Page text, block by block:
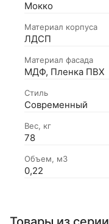
Мокко
Материал корпуса
ЛДСП
Материал фасада
МДФ, Пленка ПВХ
Стиль
Современный
Вес, кг
78
Объем, м3
0,22